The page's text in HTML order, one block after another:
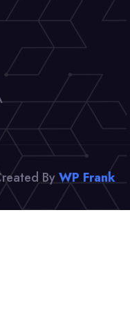
ByWP Frank